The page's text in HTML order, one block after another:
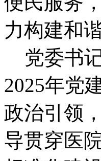
力构建和
党委书
2025年党
政治引领
导贯穿医